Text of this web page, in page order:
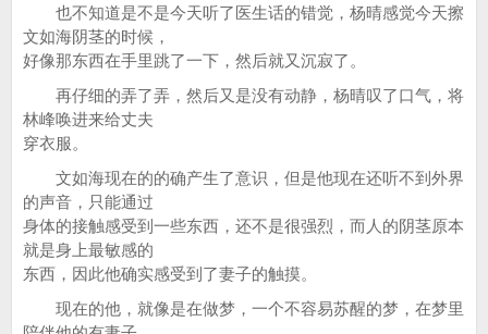
也不知道是不是今天听了医生话的错觉，杨晴感觉今天擦
文如海阴茎的时候，
好像那东西在手里跳了一下，然后就又沉寂了。
再仔细的弄了弄，然后又是没有动静，杨晴叹了口气，将
林峰唤进来给丈夫
穿衣服。
文如海现在的的确产生了意识，但是他现在还听不到外界
的声音，只能通过
身体的接触感受到一些东西，还不是很强烈，而人的阴茎原本
就是身上最敏感的
东西，因此他确实感受到了妻子的触摸。
现在的他，就像是在做梦，一个不容易苏醒的梦，在梦里